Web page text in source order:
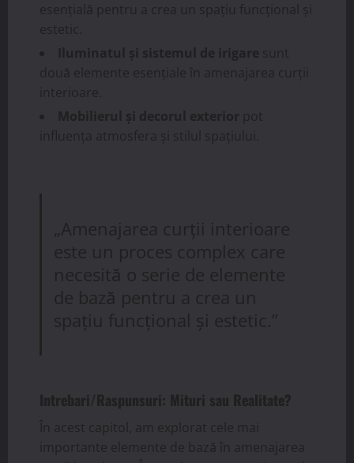
esențială pentru a crea un spațiu funcțional și
estetic.
Iluminatul și sistemul de irigare sunt
două elemente esențiale în amenajarea curții
interioare.
Mobilierul și decorul exterior pot
influența atmosfera și stilul spațiului.
„Amenajarea curții interioare
este un proces complex care
necesită o serie de elemente
de bază pentru a crea un
spațiu funcțional și estetic.”
Intrebari/Raspunsuri: Mituri sau Realitate?
În acest capitol, am explorat cele mai
importante elemente de bază în amenajarea